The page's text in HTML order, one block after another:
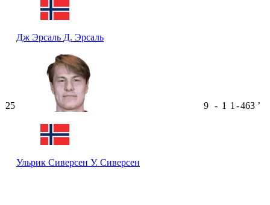
Дж Эрсаль Д. Эрсаль
25
Ульрик Сиверсен У. Сиверсен
9 - 1 1 -463 ʼ